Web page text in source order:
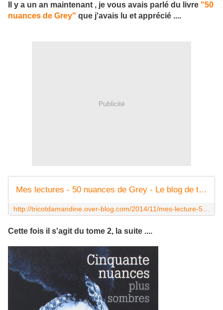
Il y a un an maintenant , je vous avais parlé du livre "50
nuances de Grey" que j'avais lu et apprécié ....
Publicité
Mes lectures - 50 nuances de Grey - Le blog de tricotdamandine.over-blog.com
Cette fois il s'agit du tome 2, la suite ....